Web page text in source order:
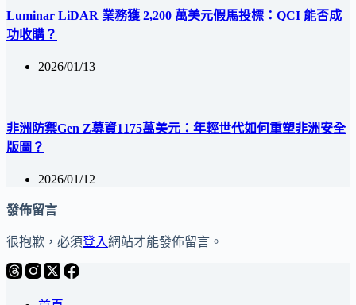
Luminar LiDAR 業務獲 2,200 萬美元假馬投標：QCI 能否成
功收購？
2026/01/13
非洲防禦Gen Z募資1175萬美元：年輕世代如何重塑非洲安全
版圖？
2026/01/12
發佈留言
很抱歉，必須登入網站才能發佈留言。